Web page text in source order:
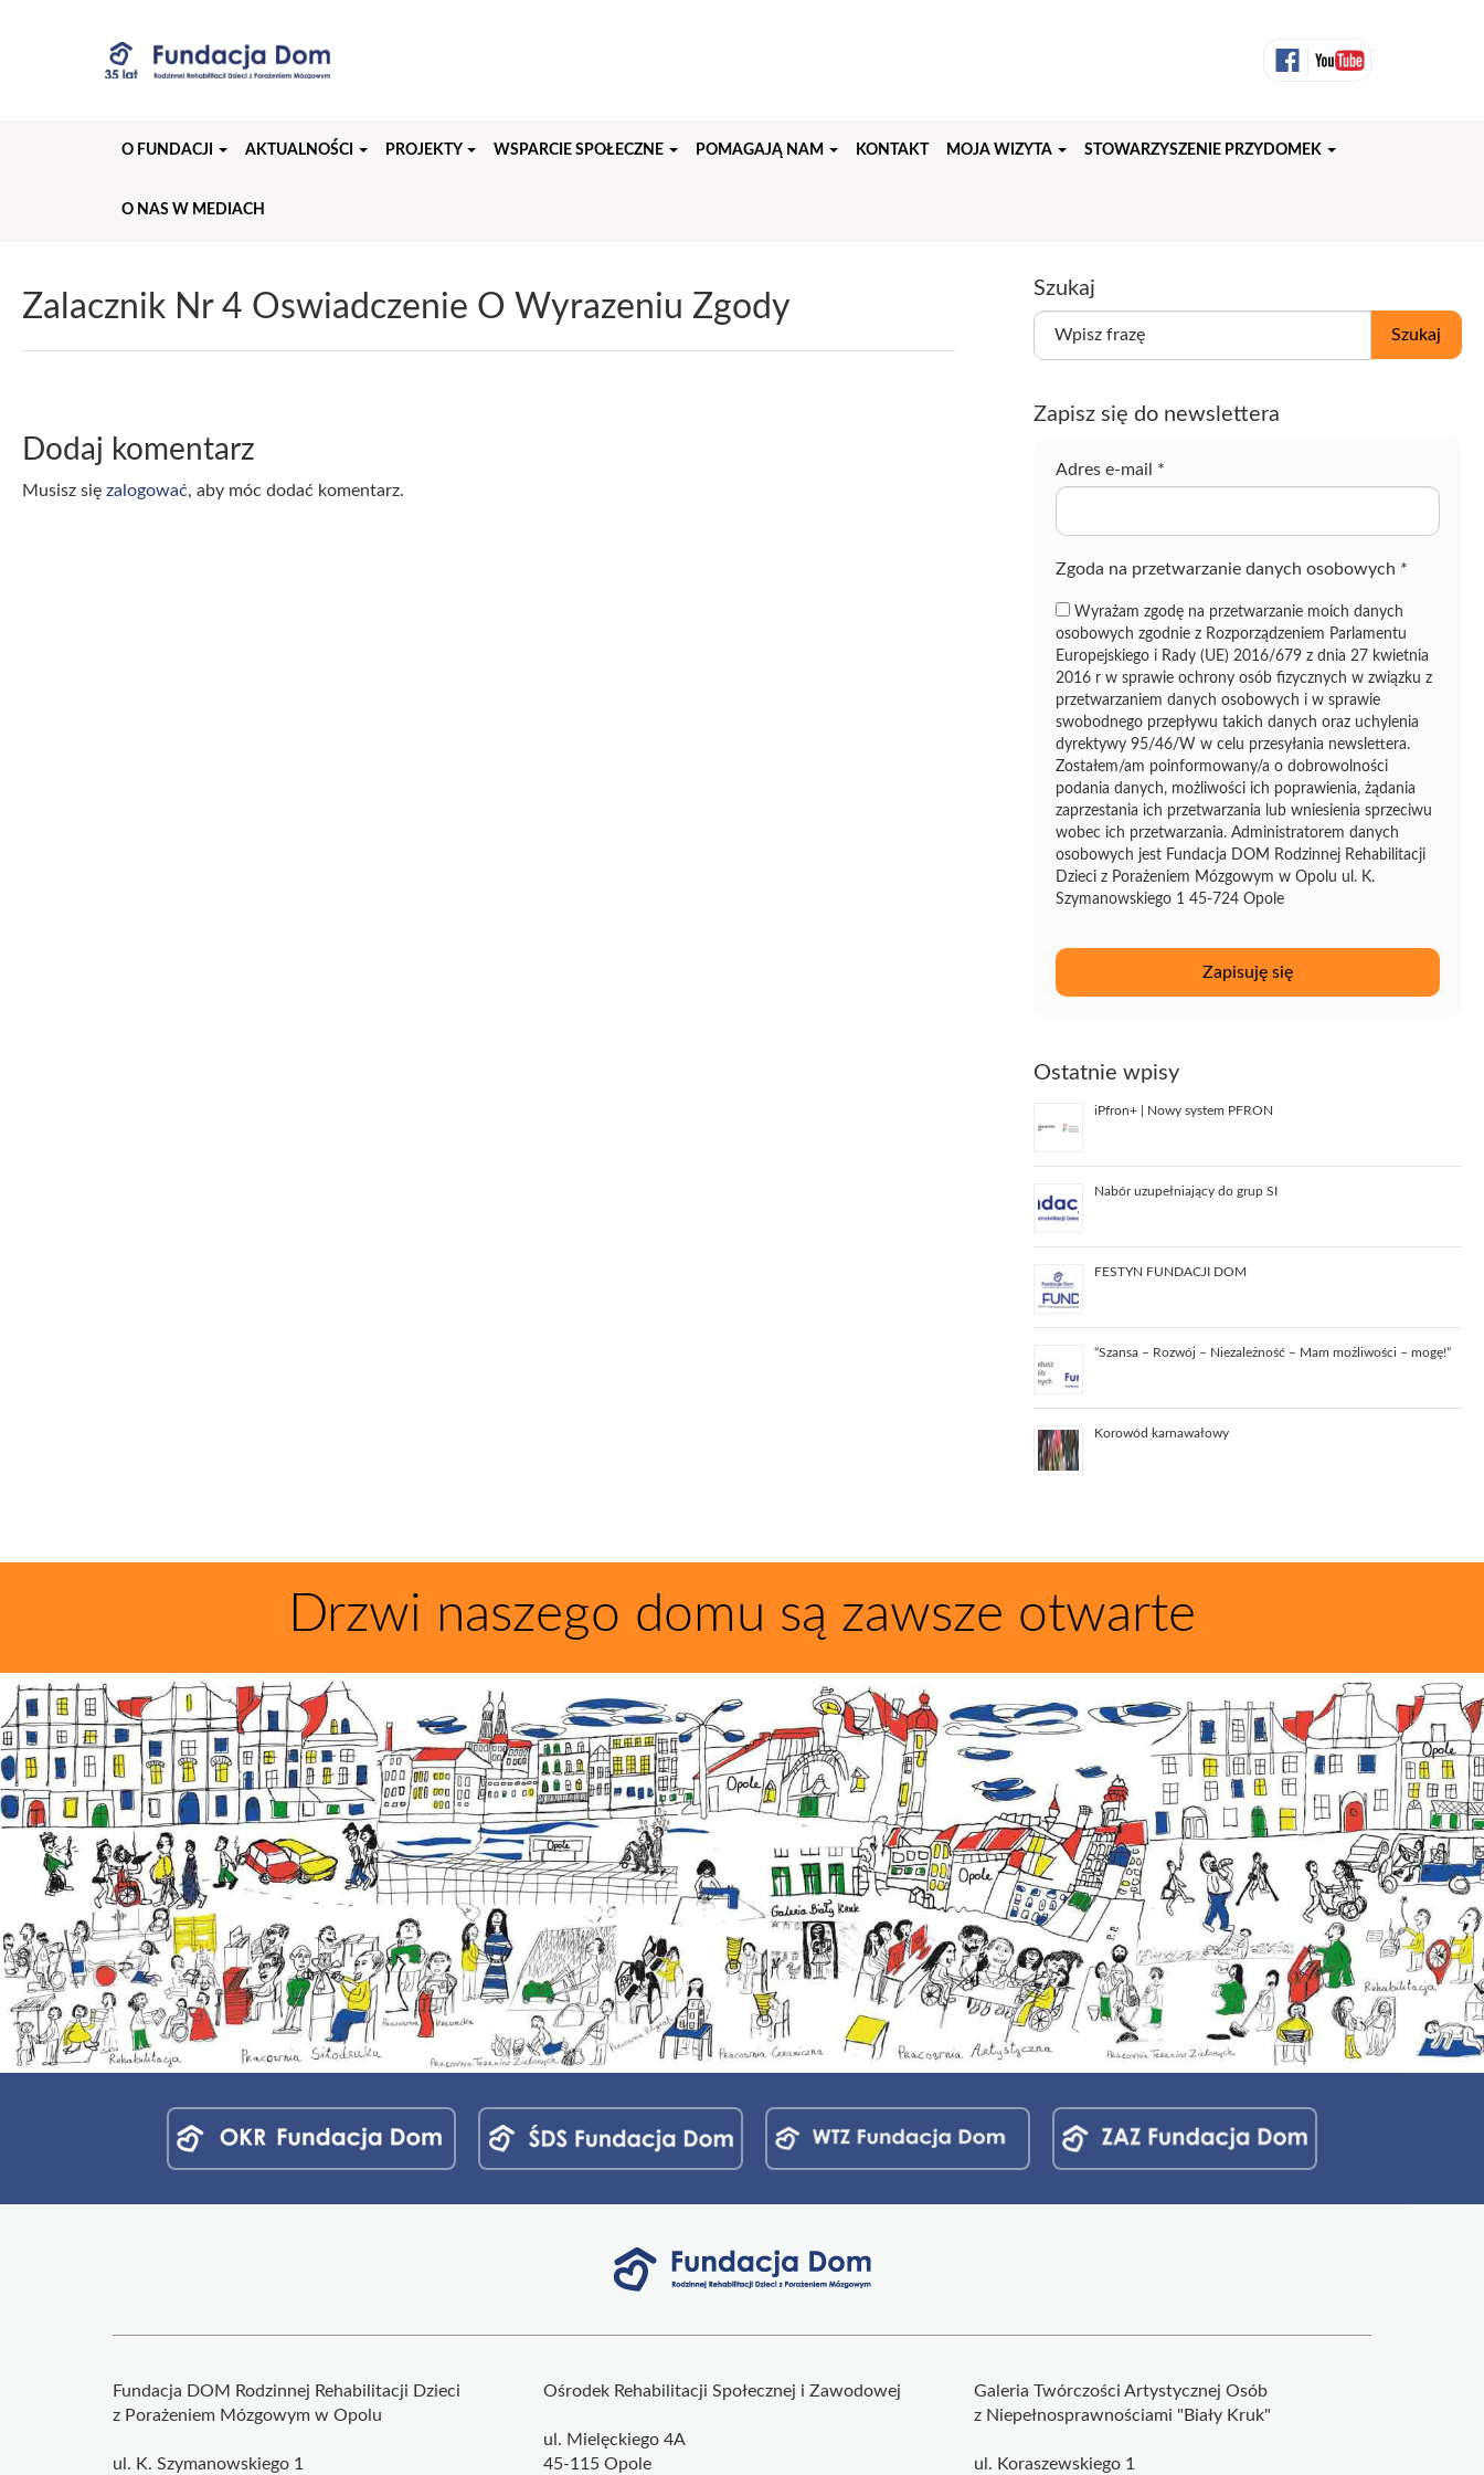
O FUNDACJI AKTUALNOŚCI PROJEKTY WSPARCIE SPOŁECZNE POMAGAJĄ NAM KONTAKT MOJA WIZYTA STOWARZYSZENIE PRZYDOMEK
O NAS W MEDIACH
Zalacznik Nr 4 Oswiadczenie O Wyrazeniu Zgody
Dodaj komentarz
Musisz się zalogować, aby móc dodać komentarz.
Szukaj
W
z
Szukaj
Zapisz się do newslettera
Adres e-mail *
Zgoda na przetwarzanie danych osobowych *
Wyrażam zgodę na przetwarzanie moich danych
osobowych zgodnie z Rozporządzeniem Parlamentu
Europejskiego i Rady (UE) 2016/679 z dnia 27 kwietnia
2016 r w sprawie ochrony osób fizycznych w związku z
przetwarzaniem danych osobowych i w sprawie
swobodnego przepływu takich danych oraz uchylenia
dyrektywy 95/46/W w celu przesyłania newslettera.
Zostałem/am poinformowany/a o dobrowolności
podania danych, możliwości ich poprawienia, żądania
zaprzestania ich przetwarzania lub wniesienia sprzeciwu
wobec ich przetwarzania. Administratorem danych
osobowych jest Fundacja DOM Rodzinnej Rehabilitacji
Dzieci z Porażeniem Mózgowym w Opolu ul. K.
Szymanowskiego 1 45-724 Opole
Ostatnie wpisy
iPfron+ | Nowy system PFRON
Nabór uzupełniający do grup SI
FESTYN FUNDACJI DOM
“Szansa – Rozwój – Niezależność – Mam możliwości – mogę!”
Korowód karnawałowy
Drzwi naszego domu są zawsze otwarte
Fundacja DOM Rodzinnej Rehabilitacji Dzieci
z Porażeniem Mózgowym w Opolu
ul. K. Szymanowskiego 1
Ośrodek Rehabilitacji Społecznej i Zawodowej
ul. Mielęckiego 4A
45-115 Opole
Galeria Twórczości Artystycznej Osób
z Niepełnosprawnościami "Biały Kruk"
ul. Koraszewskiego 1